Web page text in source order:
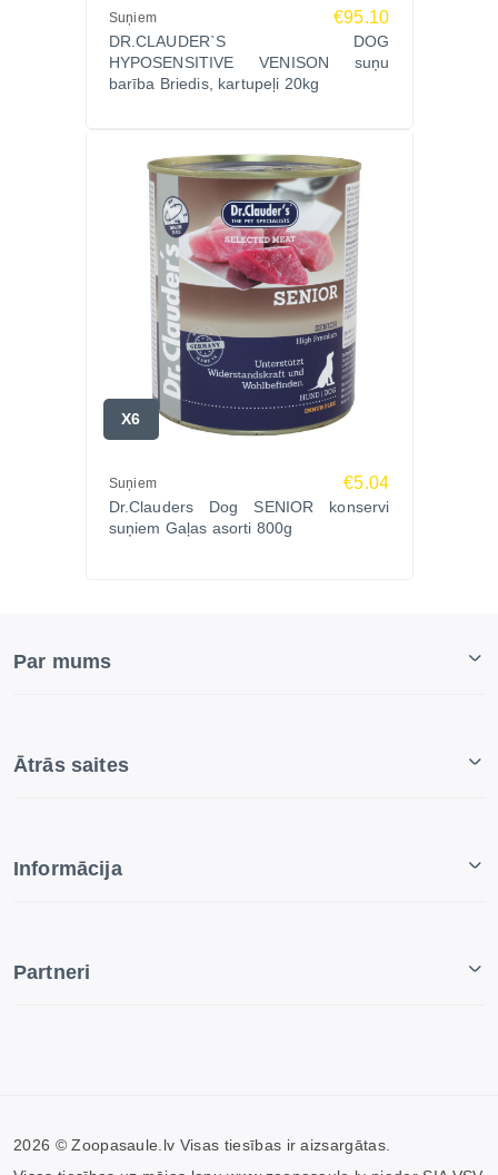
Suņiem €95.10
DR.CLAUDER`S DOG
HYPOSENSITIVE VENISON suņu
barība Briedis, kartupeļi 20kg
X6
Suņiem €5.04
Dr.Clauders Dog SENIOR konservi
suņiem Gaļas asorti 800g
Par mums
Ātrās saites
Informācija
Partneri
2026 © Zoopasaule.lv Visas tiesības ir aizsargātas.